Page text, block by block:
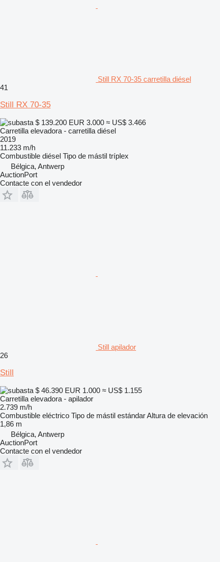
Still RX 70-35 carretilla diésel
41
Still RX 70-35
$ 139.200 EUR 3.000 ≈ US$ 3.466
Carretilla elevadora - carretilla diésel
2019
11.233 m/h
Combustible diésel Tipo de mástil tríplex
Bélgica, Antwerp
AuctionPort
Contacte con el vendedor
Still apilador
26
Still
$ 46.390 EUR 1.000 ≈ US$ 1.155
Carretilla elevadora - apilador
2.739 m/h
Combustible eléctrico Tipo de mástil estándarAltura de elevación
1,86 m
Bélgica, Antwerp
AuctionPort
Contacte con el vendedor